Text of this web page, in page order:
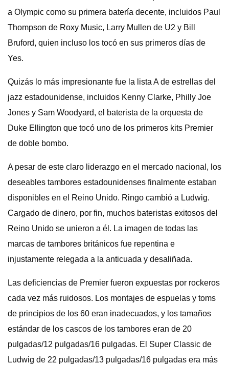
a Olympic como su primera batería decente, incluidos Paul
Thompson de Roxy Music, Larry Mullen de U2 y Bill
Bruford, quien incluso los tocó en sus primeros días de
Yes.
Quizás lo más impresionante fue la lista A de estrellas del
jazz estadounidense, incluidos Kenny Clarke, Philly Joe
Jones y Sam Woodyard, el baterista de la orquesta de
Duke Ellington que tocó uno de los primeros kits Premier
de doble bombo.
A pesar de este claro liderazgo en el mercado nacional, los
deseables tambores estadounidenses finalmente estaban
disponibles en el Reino Unido. Ringo cambió a Ludwig.
Cargado de dinero, por fin, muchos bateristas exitosos del
Reino Unido se unieron a él. La imagen de todas las
marcas de tambores británicos fue repentina e
injustamente relegada a la anticuada y desaliñada.
Las deficiencias de Premier fueron expuestas por rockeros
cada vez más ruidosos. Los montajes de espuelas y toms
de principios de los 60 eran inadecuados, y los tamaños
estándar de los cascos de los tambores eran de 20
pulgadas/12 pulgadas/16 pulgadas. El Super Classic de
Ludwig de 22 pulgadas/13 pulgadas/16 pulgadas era más